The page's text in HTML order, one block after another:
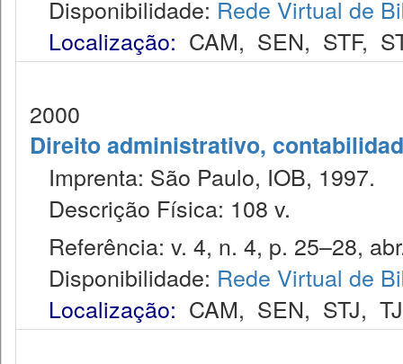
Disponibilidade: Rede Virtual de
Localização: CAM, SEN, STF,
2000
Direito administrativo,
Imprenta: São Paulo, IOB, 1997.
Descrição Física: 108 v.
Referência: v. 4, n. 4, p. 25–28,
Disponibilidade: Rede Virtual de
Localização: CAM, SEN, STJ,